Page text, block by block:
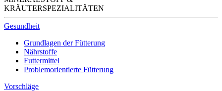
KRÄUTERSPEZIALITÄTEN
Gesundheit
Grundlagen der Fütterung
Nährstoffe
Futtermittel
Problemorientierte Fütterung
Vorschläge